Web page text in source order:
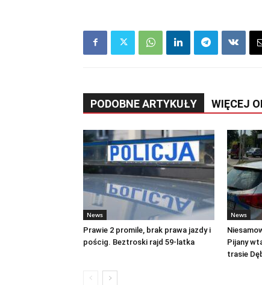
PODOBNE ARTYKUŁY WIĘCEJ
News
Prawie 2 promile, brak prawa jazdy i
pościg. Beztroski rajd 59-latka
News
Pijany
trasie